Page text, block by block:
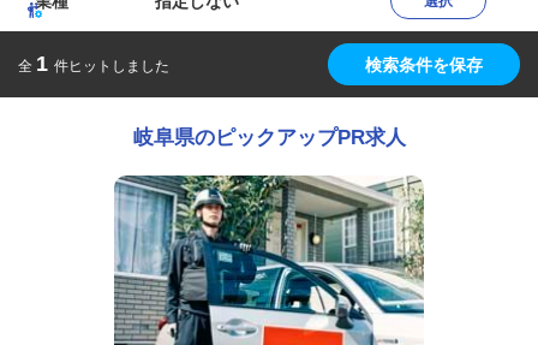
全 1 件ヒットしました 検索条件を保存
岐阜県のピックアップPR求人